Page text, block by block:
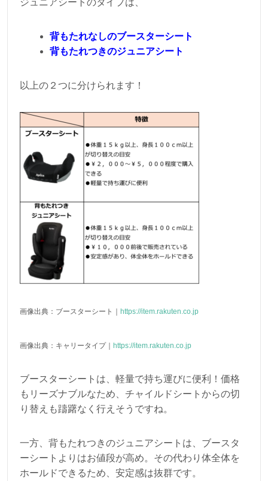
ジュニアシートのタイプは、
背もたれなしのブースターシート
背もたれつきのジュニアシート
以上の２つに分けられます！
画像出典：ブースターシート｜ https://item.rakuten.co.jp
画像出典：キャリータイプ｜ https://item.rakuten.co.jp
ブースターシートは、軽量で持ち運びに便利！価格
もリーズナブルなため、チャイルドシートからの切
り替えも躊躇なく行えそうですね。
一方、背もたれつきのジュニアシートは、ブースタ
ーシートよりはお値段が高め。その代わり体全体を
ホールドできるため、安定感は抜群です。